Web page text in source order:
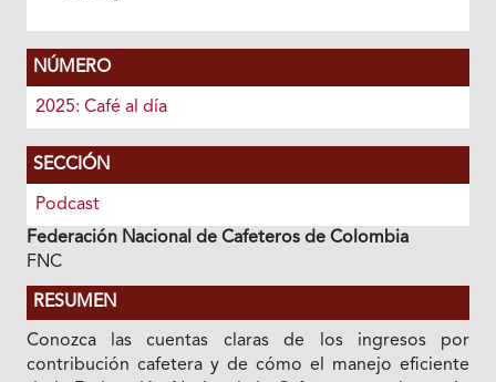
NÚMERO
2025: Café al día
SECCIÓN
Podcast
Federación Nacional de Cafeteros de Colombia
FNC
RESUMEN
Conozca las cuentas claras de los ingresos por
contribución cafetera y de cómo el manejo eficiente